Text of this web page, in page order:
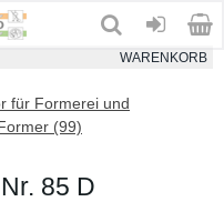
WARENKORB
für Formerei und
(99)
85 D